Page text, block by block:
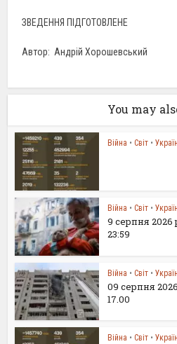
ЗВЕДЕННЯ ПІДГОТОВЛЕНЕ
Автор: Андрій Хорошевський
You may
Війна • Світ •
Війна • Світ •
9 серпня
23:59
Війна • Світ •
09 серпня
17.00
Війна • Світ •